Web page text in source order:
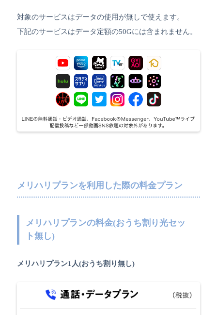
対象のサービスはデータの使用が無しで使えます。
下記のサービスはデータ定額の50Gには含まれません。
メリハリプランを利用した際の料金プラン
メリハリプランの料金(おうち割り光セッ
ト無し)
メリハリプラン1人(おうち割り無し)